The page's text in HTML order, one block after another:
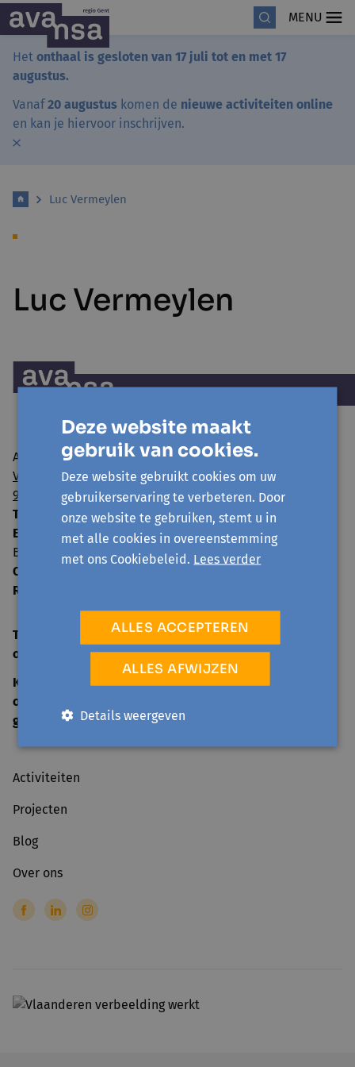
MENU
Het onthaal is gesloten van 17 juli tot en met 17
augustus.
Vanaf20 augustus komen de nieuwe activiteiten online
en kan je hiervoor inschrijven.
Luc Vermeylen
Luc Vermeylen
Avansa regio Gent vzw
Visserij 106/1
9000 Gent
T:
09 224 22 65
E:
info@avansa-regiogent.be
BE15 8939 4415 5730
Ondernemingsnummer:
RPR:
TELEFONISCH ONTHAAL
open
ma-vr 09:00-12:30
KANTOOR
open
geslotenop officiële feestdagen
Activiteiten
Projecten
Blog
Over ons
Deze website maakt
gebruik van cookies.
Deze website gebruikt cookies om uw
gebruikerservaring te verbeteren. Door
onze website te gebruiken, stemt u in
met alle cookies in overeenstemming
met ons Cookiebeleid. Lees verder
ALLES ACCEPTEREN
ALLES AFWIJZEN
Details weergeven